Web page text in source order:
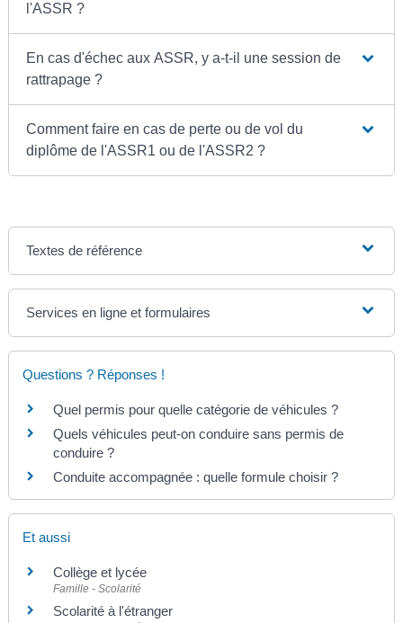
l'ASSR ?
En cas d'échec aux ASSR, y a-t-il une session de
rattrapage ?
Comment faire en cas de perte ou de vol du
diplôme de l'ASSR1 ou de l'ASSR2 ?
Textes de référence
Services en ligne et formulaires
Questions ? Réponses !
Quel permis pour quelle catégorie de véhicules ?
Quels véhicules peut-on conduire sans permis de
conduire ?
Conduite accompagnée : quelle formule choisir ?
Et aussi
Collège et lycée
Famille - Scolarité
Scolarité à l'étranger